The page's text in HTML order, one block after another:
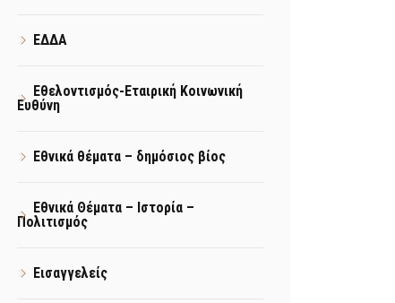
ΕΔΔΑ
Εθελοντισμός-Εταιρική Κοινωνική
Ευθύνη
Εθνικά θέματα – δημόσιος βίος
Εθνικά Θέματα – Ιστορία –
Πολιτισμός
Εισαγγελείς